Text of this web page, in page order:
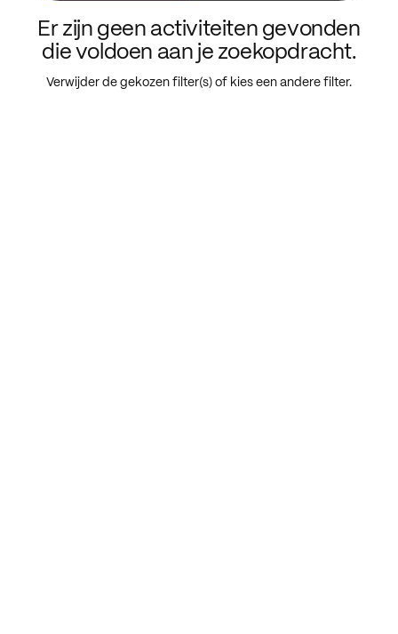
Er zijn geen activiteiten gevonden
die voldoen aan je zoekopdracht.
Verwijder de gekozen filter(s) of kies een andere filter.